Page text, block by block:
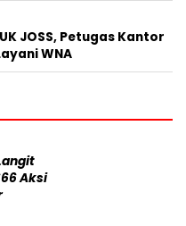
JOSS, Petugas Kantor
WNA
Aksi